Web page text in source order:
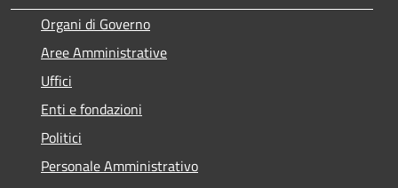
Organi di Governo
Aree Amministrative
Uffici
Enti e fondazioni
Politici
Personale Amministrativo